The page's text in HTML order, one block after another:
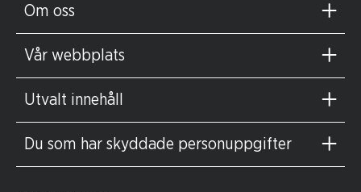
Om oss
Vår webbplats
Utvalt innehåll
Du som har skyddade personuppgifter